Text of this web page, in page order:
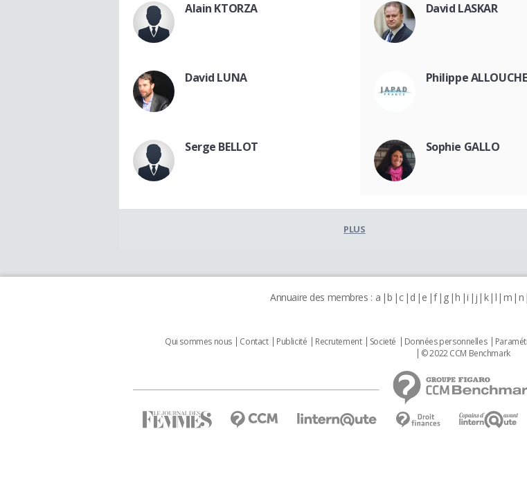
Alain KTORZA David LASKAR
David LUNA Philippe ALLOUCHE
Serge BELLOT Sophie GALLO
PLUS
Annuaire des membres : a b c d e f g h i j k l m n
Qui sommes nous Contact Publicité Recrutement Societé Données personnelles
© 2022 CCM Benchmark